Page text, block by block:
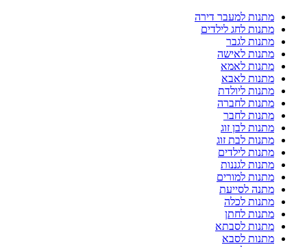
מתנות למעבר דירה
מתנות לחג לילדים
מתנות לגבר
מתנות לאישה
מתנות לאמא
מתנות לאבא
מתנות ליולדת
מתנות לחברה
מתנות לחבר
מתנות לבן זוג
מתנות לבת זוג
מתנות לילדים
מתנות לגננות
מתנות למורים
מתנה לסייעת
מתנות לכלה
מתנות לחתן
מתנות לסבתא
מתנות לסבא